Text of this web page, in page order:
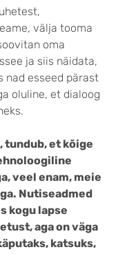
välja tooma
oma
ja siis näidata,
nad esseed pärast
oluline, et dialoog
et kõige
veel enam, meie
Nutiseadmed
kogu lapse
aga on väga
katsuks,